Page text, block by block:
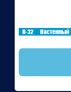
R-32 Настенный